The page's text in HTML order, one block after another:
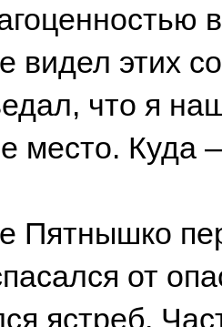
видел этих
что я
место. Куда
Пятнышко
от
ястреб.